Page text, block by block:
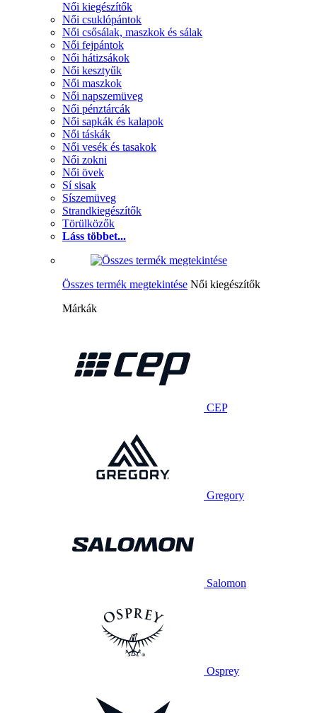
Női kiegészítők
Női csuklópántok
Női csősálak, maszkok és sálak
Női fejpántok
Női hátizsákok
Női kesztyűk
Női maszkok
Női napszemüveg
Női pénztárcák
Női sapkák és kalapok
Női táskák
Női vesék és tasakok
Női zokni
Női övek
Sí sisak
Síszemüveg
Strandkiegészítők
Törülközők
Láss többet...
Összes termék megtekintése Női kiegészítők
Márkák
CEP
Gregory
Salomon
Osprey